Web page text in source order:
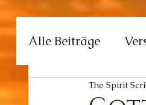
Alle Beiträge
Kommunikation
The Spirit